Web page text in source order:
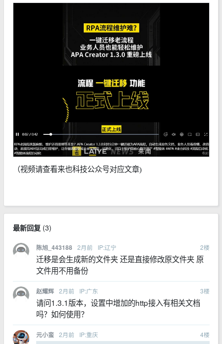
（视频请查看来也科技公众号对应文章)
最新回复(3)
陈旭_443188 2月前 IP:辽宁 2楼
迁移是会生成新的文件夹 还是直接修改原文件夹 原
文件用不用备份
赵耀辉 2月前 IP:广东 3楼
请问1.3.1版本，设置中增加的http接入有相关文档
吗？如何使用？
元小蛮 2月前 IP:重庆 4楼